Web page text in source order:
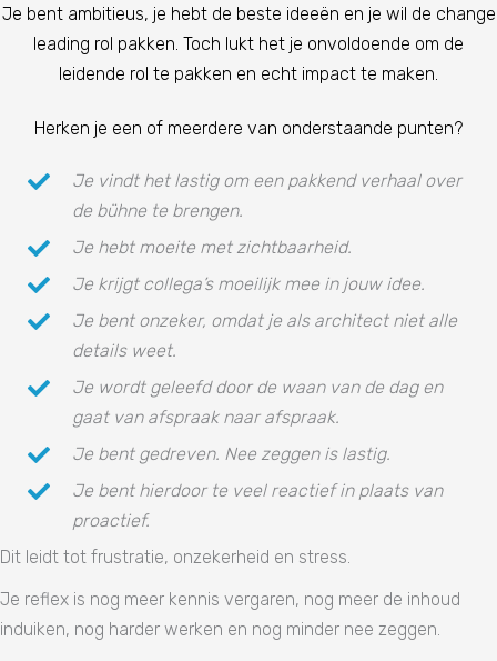
Je bent ambitieus, je hebt de beste ideeën en je wil de change
leading rol pakken. Toch lukt het je onvoldoende om de
leidende rol te pakken en echt impact te maken.
Herken je een of meerdere van onderstaande punten?
Je vindt het lastig om een pakkend verhaal over
de bühne te brengen.
Je hebt moeite met zichtbaarheid.
Je krijgt collega’s moeilijk mee in jouw idee.
Je bent onzeker, omdat je als architect niet alle
details weet.
Je wordt geleefd door de waan van de dag en
gaat van afspraak naar afspraak.
Je bent gedreven. Nee zeggen is lastig.
Je bent hierdoor te veel reactief in plaats van
proactief.
Dit leidt tot frustratie, onzekerheid en stress.
Je reflex is nog meer kennis vergaren, nog meer de inhoud
induiken, nog harder werken en nog minder nee zeggen.